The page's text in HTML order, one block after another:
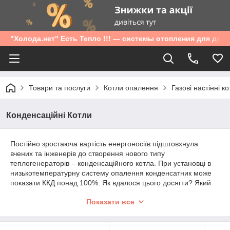
"Холода.нет" Есть Тепло !!! — системы отопления для дома
Товари та послуги Котли опалення Газові настінні
Конденсаційні Котли
Постійно зростаюча вартість енергоносіїв підштовхнула
вчених та інженерів до створення нового типу
теплогенераторів – конденсаційного котла. При установці в
низькотемпературну систему опалення конденсатник може
показати ККД понад 100%. Як вдалося цього досягти? Який
полягають його переваги і недоліки? Прочитавши нашу
Показати все